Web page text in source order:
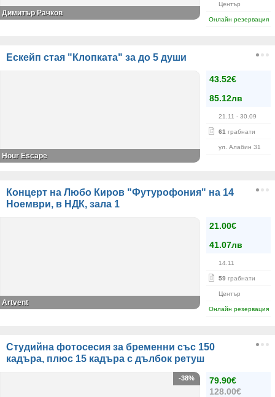
Център
Онлайн резервация
Димитър Рачков
Ескейп стая "Клопката" за до 5 души
43.52€
85.12лв
21.11 - 30.09
61 грабнати
ул. Алабин 31
Hour Escape
Концерт на Любо Киров "Футурофония" на 14
Ноември, в НДК, зала 1
21.00€
41.07лв
14.11
59 грабнати
Център
Онлайн резервация
Artvent
Студийна фотосесия за бременни със 150
кадъра, плюс 15 кадъра с дълбок ретуш
79.90€
128.00€
-38%